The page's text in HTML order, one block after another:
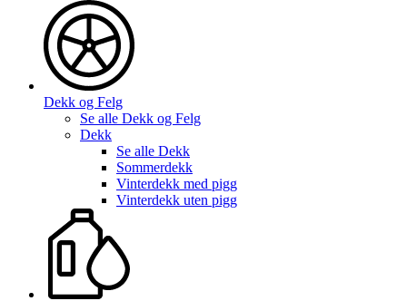
Dekk og Felg
Se alle Dekk og Felg
Dekk
Se alle Dekk
Sommerdekk
Vinterdekk med pigg
Vinterdekk uten pigg